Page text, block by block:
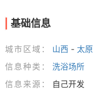
基础信息
城市区域： 山西 - 太原
信息种类：
洗浴场所
信息来源：
自己开发